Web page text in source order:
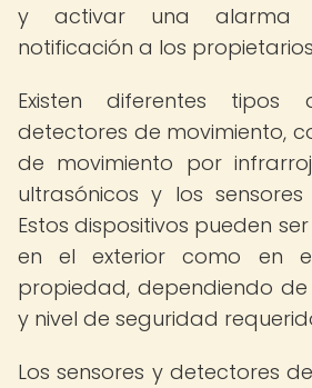
y activar una alarma
notificación a los
Existen diferentes tipos
detectores de movimiento,
de movimiento por
ultrasónicos y los
Estos dispositivos pueden
en el exterior como en
propiedad, dependiendo
y nivel de seguridad
Los sensores y detectores